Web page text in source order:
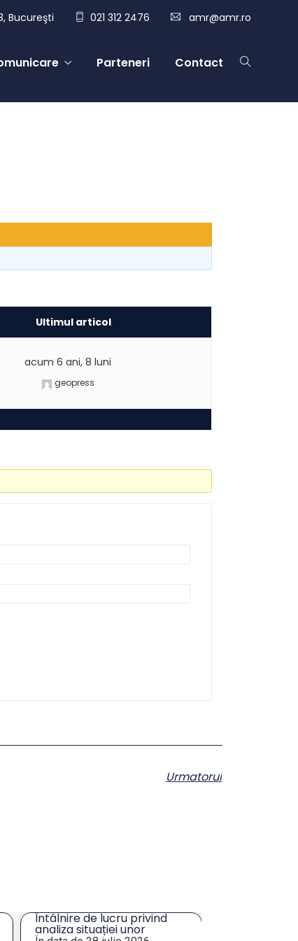
Bucureşti 021 312 2476 amr@amr.ro
Parteneri Contact
Ultimul articol
acum 6 ani, 8 luni
geopress
Urmatorul
Întâlnire de lucru privind
analiza situației unor